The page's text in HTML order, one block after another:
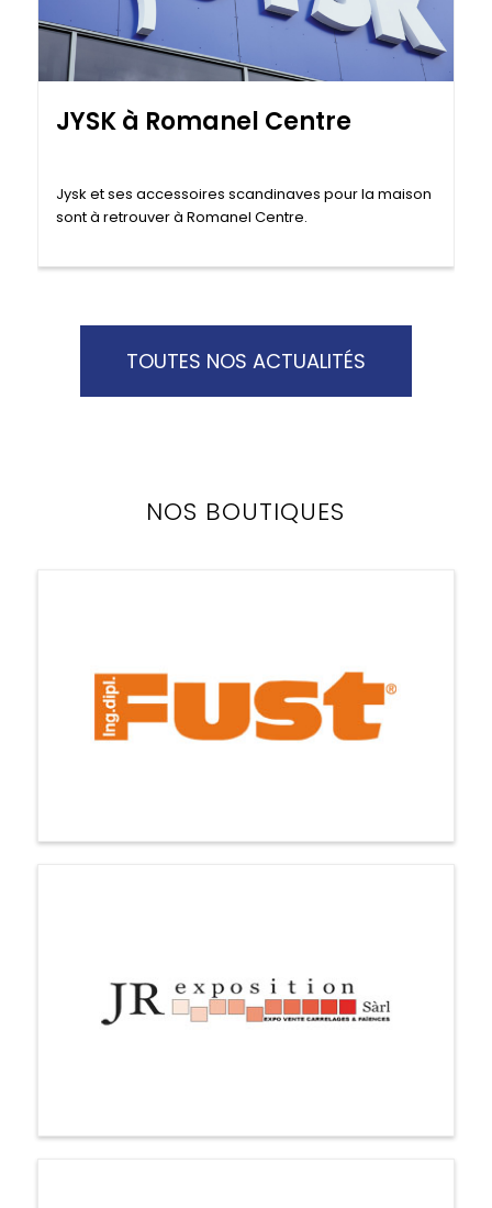
JYSK à Romanel Centre
Jysk et ses accessoires scandinaves pour la maison
sont à retrouver à Romanel Centre.
TOUTES NOS ACTUALITÉS
NOS BOUTIQUES